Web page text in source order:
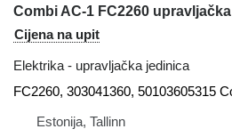
Cijena na upit
Elektrika - upravljačka jedinica
FC2260, 303041360, 50103605315
Estonija, Tallinn